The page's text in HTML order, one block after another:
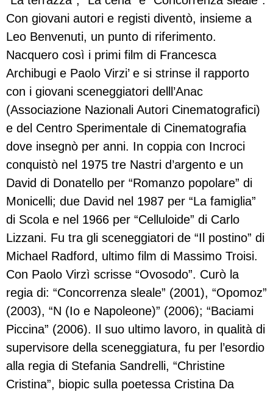
Con giovani autori e registi diventò, insieme a
Leo Benvenuti, un punto di riferimento.
Nacquero così i primi film di Francesca
Archibugi e Paolo Virzi’ e si strinse il rapporto
con i giovani sceneggiatori delll’Anac
(Associazione Nazionali Autori Cinematografici)
e del Centro Sperimentale di Cinematografia
dove insegnò per anni. In coppia con Incroci
conquistò nel 1975 tre Nastri d’argento e un
David di Donatello per “Romanzo popolare” di
Monicelli; due David nel 1987 per “La famiglia”
di Scola e nel 1966 per “Celluloide” di Carlo
Lizzani. Fu tra gli sceneggiatori de “Il postino” di
Michael Radford, ultimo film di Massimo Troisi.
Con Paolo Virzì scrisse “Ovosodo”. Curò la
regia di: “Concorrenza sleale” (2001), “Opomoz”
(2003), “N (Io e Napoleone)” (2006); “Baciami
Piccina” (2006). Il suo ultimo lavoro, in qualità di
supervisore della sceneggiatura, fu per l’esordio
alla regia di Stefania Sandrelli, “Christine
Cristina”, biopic sulla poetessa Cristina Da